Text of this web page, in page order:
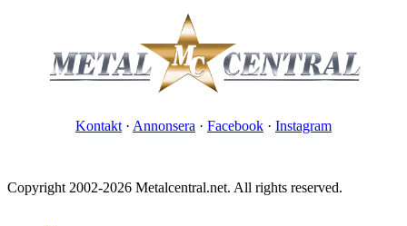
Kontakt · Annonsera · Facebook · Instagram
Copyright 2002-2026 Metalcentral.net. All rights reserved.